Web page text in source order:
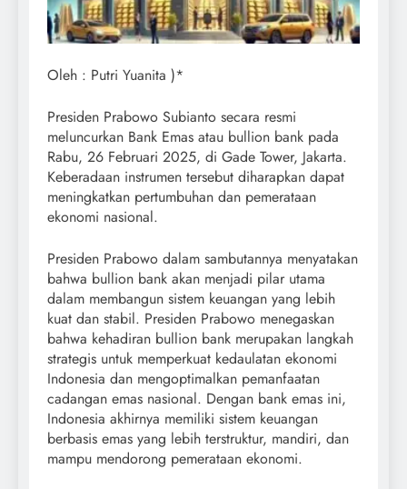
Oleh : Putri Yuanita )*
Presiden Prabowo Subianto secara resmi
meluncurkan Bank Emas atau bullion bank pada
Rabu, 26 Februari 2025, di Gade Tower, Jakarta.
Keberadaan instrumen tersebut diharapkan dapat
meningkatkan pertumbuhan dan pemerataan
ekonomi nasional.
Presiden Prabowo dalam sambutannya menyatakan
bahwa bullion bank akan menjadi pilar utama
dalam membangun sistem keuangan yang lebih
kuat dan stabil. Presiden Prabowo menegaskan
bahwa kehadiran bullion bank merupakan langkah
strategis untuk memperkuat kedaulatan ekonomi
Indonesia dan mengoptimalkan pemanfaatan
cadangan emas nasional. Dengan bank emas ini,
Indonesia akhirnya memiliki sistem keuangan
berbasis emas yang lebih terstruktur, mandiri, dan
mampu mendorong pemerataan ekonomi.